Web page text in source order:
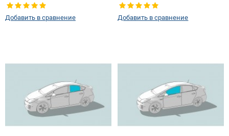
Добавить в сравнение Добавить в сравнение